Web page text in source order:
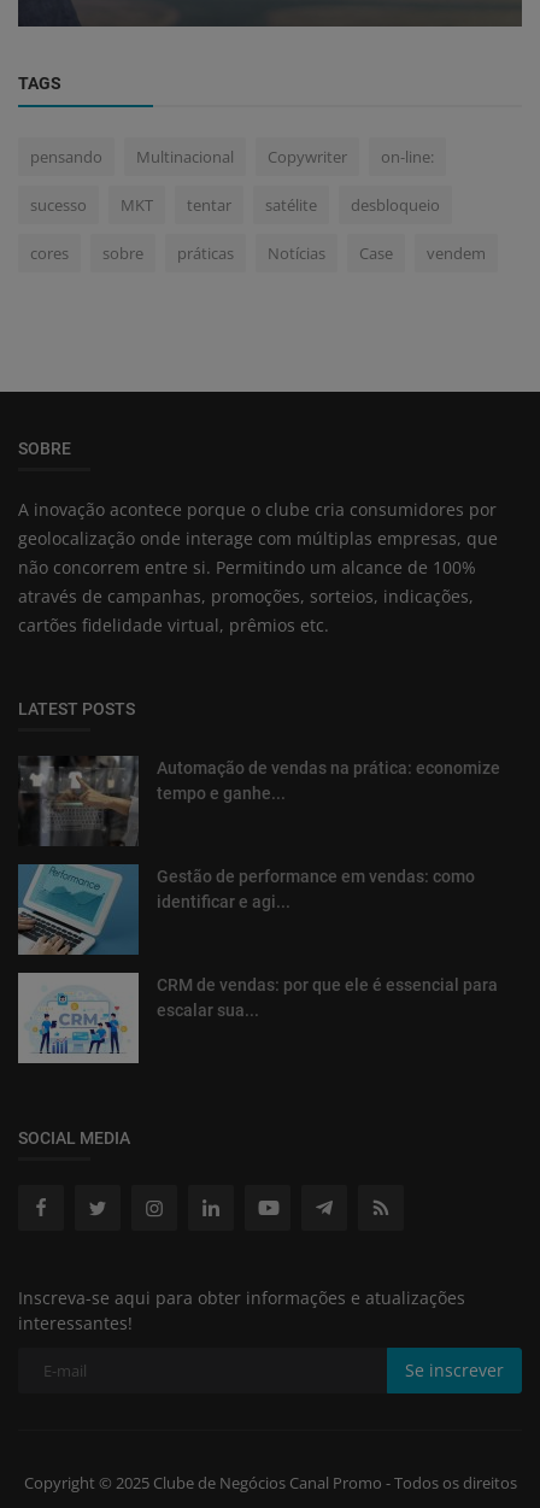
TAGS
pensando Multinacional Copywriter on-line:
sucesso MKT tentar satélite desbloqueio
cores sobre práticas Notícias Case vendem
SOBRE
A inovação acontece porque o clube cria consumidores por
geolocalização onde interage com múltiplas empresas, que
não concorrem entre si. Permitindo um alcance de 100%
através de campanhas, promoções, sorteios, indicações,
cartões fidelidade virtual, prêmios etc.
LATEST POSTS
Automação de vendas na prática: economize
tempo e ganhe...
Gestão de performance em vendas: como
identificar e agi...
CRM de vendas: por que ele é essencial para
escalar sua...
SOCIAL MEDIA
Inscreva-se aqui para obter informações e atualizações
interessantes!
Se inscrever
Copyright © 2025 Clube de Negócios Canal Promo - Todos os direitos